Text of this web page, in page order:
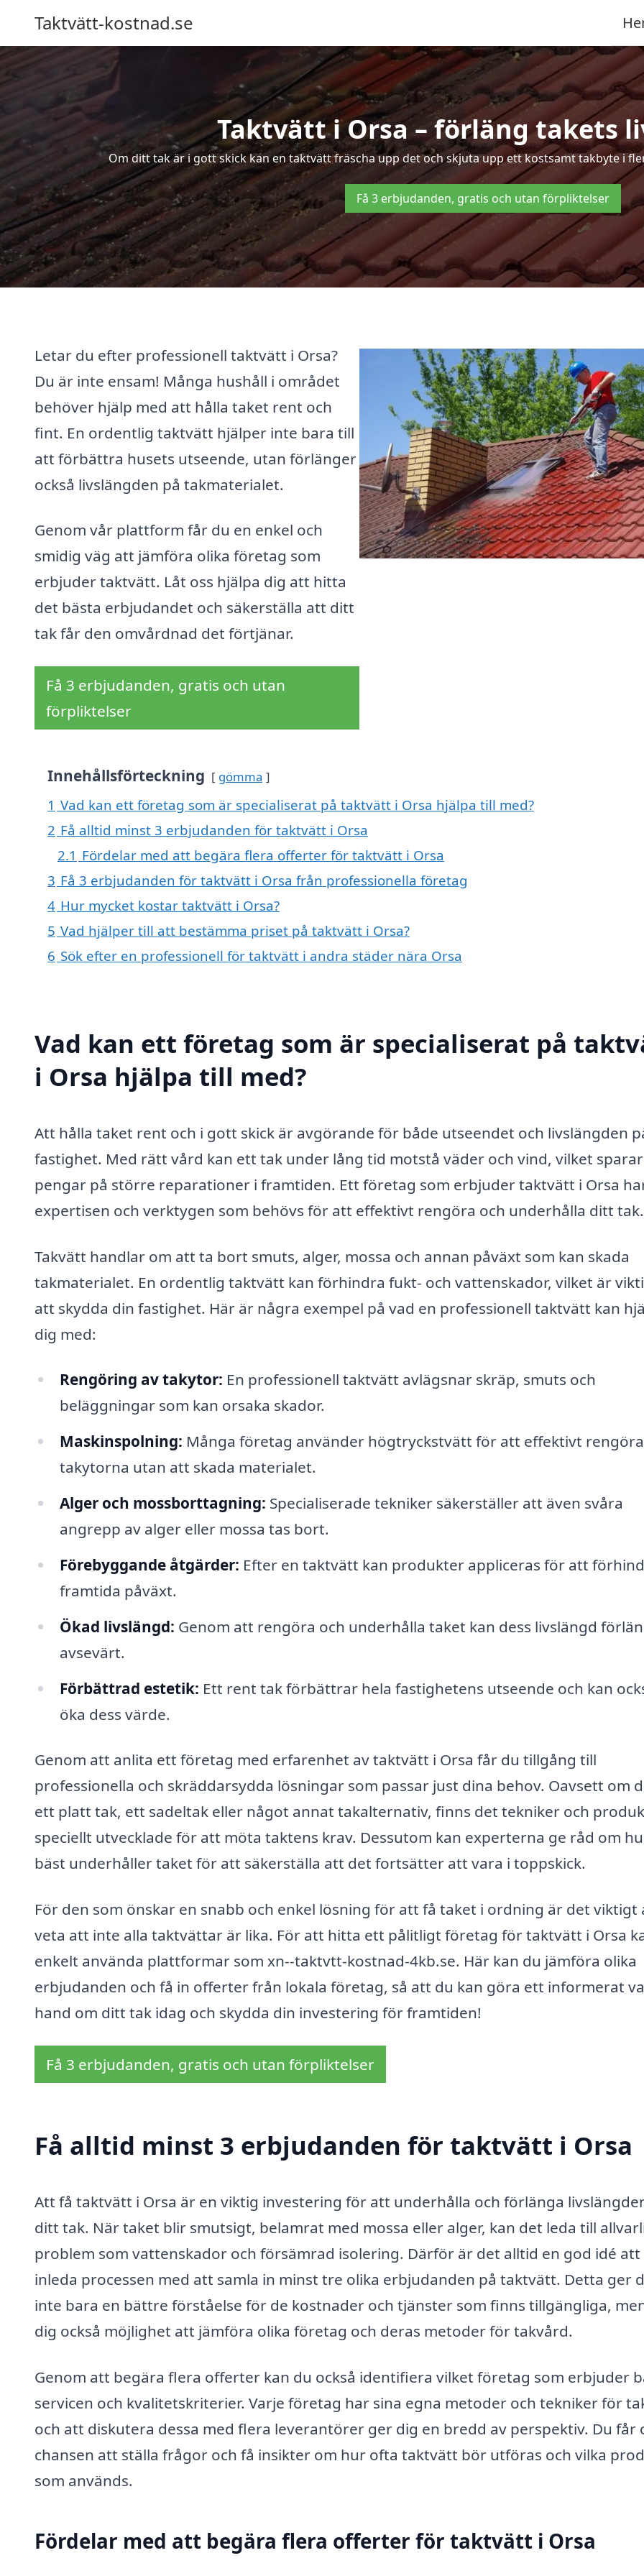
Taktvätt-kostnad.se
Taktvätt i Orsa – förläng takets
Om ditt tak är i gott skick kan en taktvätt fräscha upp det och skjuta upp ett kostsamt takbyte i
Få 3 erbjudanden, gratis och utan förpliktelser
Letar du efter professionell taktvätt i Orsa?
Du är inte ensam! Många hushåll i området
behöver hjälp med att hålla taket rent och
fint. En ordentlig taktvätt hjälper inte bara till
att förbättra husets utseende, utan förlänger
också livslängden på takmaterialet.
Genom vår plattform får du en enkel och
smidig väg att jämföra olika företag som
erbjuder taktvätt. Låt oss hjälpa dig att hitta
det bästa erbjudandet och säkerställa att ditt
tak får den omvårdnad det förtjänar.
Få 3 erbjudanden, gratis och utan
förpliktelser
Innehållsförteckning gömma
1 Vad kan ett företag som är specialiserat på taktvätt i Orsa hjälpa till med?
2 Få alltid minst 3 erbjudanden för taktvätt i Orsa
2.1 Fördelar med att begära flera offerter för taktvätt i Orsa
3 Få 3 erbjudanden för taktvätt i Orsa från professionella företag
4 Hur mycket kostar taktvätt i Orsa?
5 Vad hjälper till att bestämma priset på taktvätt i Orsa?
6 Sök efter en professionell för taktvätt i andra städer nära Orsa
Vad kan ett företag som är specialiserat på
i Orsa hjälpa till med?
Att hålla taket rent och i gott skick är avgörande för både utseendet och livslängden
fastighet. Med rätt vård kan ett tak under lång tid motstå väder och vind, vilket
pengar på större reparationer i framtiden. Ett företag som erbjuder taktvätt i Orsa
expertisen och verktygen som behövs för att effektivt rengöra och underhålla ditt tak.
Takvätt handlar om att ta bort smuts, alger, mossa och annan påväxt som kan skada
takmaterialet. En ordentlig taktvätt kan förhindra fukt- och vattenskador, vilket är
att skydda din fastighet. Här är några exempel på vad en professionell taktvätt kan
dig med:
Rengöring av takytor: En professionell taktvätt avlägsnar skräp, smuts och
beläggningar som kan orsaka skador.
Maskinspolning: Många företag använder högtryckstvätt för att effektivt rengöra
takytorna utan att skada materialet.
Alger och mossborttagning: Specialiserade tekniker säkerställer att även svåra
angrepp av alger eller mossa tas bort.
Förebyggande åtgärder: Efter en taktvätt kan produkter appliceras för att
framtida påväxt.
Ökad livslängd: Genom att rengöra och underhålla taket kan dess livslängd
avsevärt.
Förbättrad estetik: Ett rent tak förbättrar hela fastighetens utseende och kan
öka dess värde.
Genom att anlita ett företag med erfarenhet av taktvätt i Orsa får du tillgång till
professionella och skräddarsydda lösningar som passar just dina behov. Oavsett om
ett platt tak, ett sadeltak eller något annat takalternativ, finns det tekniker och
speciellt utvecklade för att möta taktens krav. Dessutom kan experterna ge råd om
bäst underhåller taket för att säkerställa att det fortsätter att vara i toppskick.
För den som önskar en snabb och enkel lösning för att få taket i ordning är det viktigt
veta att inte alla taktvättar är lika. För att hitta ett pålitligt företag för taktvätt i Orsa
enkelt använda plattformar som xn--taktvtt-kostnad-4kb.se. Här kan du jämföra olika
erbjudanden och få in offerter från lokala företag, så att du kan göra ett informerat
hand om ditt tak idag och skydda din investering för framtiden!
Få 3 erbjudanden, gratis och utan förpliktelser
Få alltid minst 3 erbjudanden för taktvätt i Orsa
Att få taktvätt i Orsa är en viktig investering för att underhålla och förlänga
ditt tak. När taket blir smutsigt, belamrat med mossa eller alger, kan det leda till
problem som vattenskador och försämrad isolering. Därför är det alltid en god idé att
inleda processen med att samla in minst tre olika erbjudanden på taktvätt. Detta ger
inte bara en bättre förståelse för de kostnader och tjänster som finns tillgängliga,
dig också möjlighet att jämföra olika företag och deras metoder för takvård.
Genom att begära flera offerter kan du också identifiera vilket företag som erbjuder
servicen och kvalitetskriterier. Varje företag har sina egna metoder och tekniker för
och att diskutera dessa med flera leverantörer ger dig en bredd av perspektiv. Du får
chansen att ställa frågor och få insikter om hur ofta taktvätt bör utföras och vilka
som används.
Fördelar med att begära flera offerter för taktvätt i Orsa